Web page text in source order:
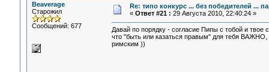
Beaverage
Старожил
Сообщений: 677
Re: типо конкурс ... без победителей ...
« Ответ #21 : 29 Августа 2010, 22:40:24 »
Давай по порядку - согласие Пипы с тобой и твое
что "быть или казаться правым" для тебя
римским ))